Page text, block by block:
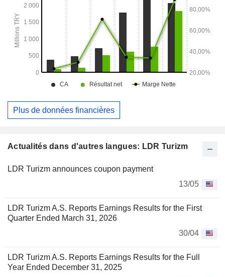
Actualités dans d'autres langues: LDR Turizm
LDR Turizm announces coupon payment
13/05
LDR Turizm A.S. Reports Earnings Results for the First
Quarter Ended March 31, 2026
30/04
LDR Turizm A.S. Reports Earnings Results for the Full
Year Ended December 31, 2025
Plus de données financières